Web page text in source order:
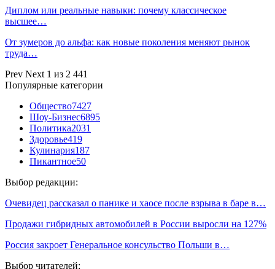
Диплом или реальные навыки: почему классическое
высшее…
От зумеров до альфа: как новые поколения меняют рынок
труда…
Prev Next 1 из 2 441
Популярные категории
Общество7427
Шоу-Бизнес6895
Политика2031
Здоровье419
Кулинария187
Пикантное50
Выбор редакции:
Очевидец рассказал о панике и хаосе после взрыва в баре в…
Продажи гибридных автомобилей в России выросли на 127%
Россия закроет Генеральное консульство Польши в…
Выбор читателей: